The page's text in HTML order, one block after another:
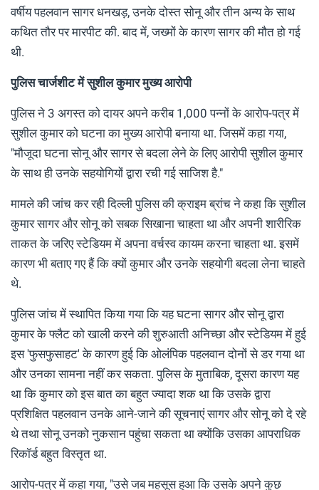
वर्षीय पहलवान सागर धनखड़, उनके दोस्त सोनू और तीन अन्य के साथ
कथित तौर पर मारपीट की. बाद में, जख्मों के कारण सागर की मौत हो गई
थी.
पुलिस चार्जशीट में सुशील कुमार मुख्य आरोपी
पुलिस ने 3 अगस्त को दायर अपने करीब 1,000 पन्नों के आरोप-पत्र में
सुशील कुमार को घटना का मुख्य आरोपी बनाया था. जिसमें कहा गया,
"मौजूदा घटना सोनू और सागर से बदला लेने के लिए आरोपी सुशील कुमार
के साथ ही उनके सहयोगियों द्वारा रची गई साजिश है."
मामले की जांच कर रही दिल्ली पुलिस की क्राइम ब्रांच ने कहा कि सुशील
कुमार सागर और सोनू को सबक सिखाना चाहता था और अपनी शारीरिक
ताकत के जरिए स्टेडियम में अपना वर्चस्व कायम करना चाहता था. इसमें
कारण भी बताए गए हैं कि क्यों कुमार और उनके सहयोगी बदला लेना चाहते
थे.
पुलिस जांच में स्थापित किया गया कि यह घटना सागर और सोनू द्वारा
कुमार के फ्लैट को खाली करने की शुरुआती अनिच्छा और स्टेडियम में हुई
इस 'फुसफुसाहट' के कारण हुई कि ओलंपिक पहलवान दोनों से डर गया था
और उनका सामना नहीं कर सकता. पुलिस के मुताबिक, दूसरा कारण यह
था कि कुमार को इस बात का बहुत ज्यादा शक था कि उसके द्वारा
प्रशिक्षित पहलवान उनके आने-जाने की सूचनाएं सागर और सोनू को दे रहे
थे तथा सोनू उनको नुकसान पहुंचा सकता था क्योंकि उसका आपराधिक
रिकॉर्ड बहुत विस्तृत था.
आरोप-पत्र में कहा गया, "उसे जब महसूस हुआ कि उसके अपने कुछ